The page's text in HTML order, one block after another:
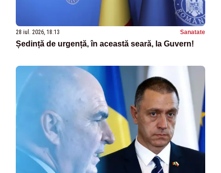
28 iul. 2026, 18:13 Sanatate
Ședință de urgență, în această seară, la Guvern!